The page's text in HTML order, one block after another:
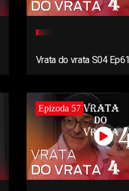
Vrata do vrata S04 Ep61
Epizoda 57